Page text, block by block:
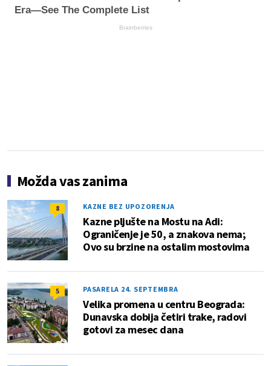
Era—See The Complete List
Brainberries
Možda vas zanima
8 KAZNE BEZ UPOZORENJA
Kazne pljušte na Mostu na Adi:
Ograničenje je 50, a znakova nema;
Ovo su brzine na ostalim mostovima
5 PASARELA 24. SEPTEMBRA
Velika promena u centru Beograda:
Dunavska dobija četiri trake, radovi
gotovi za mesec dana